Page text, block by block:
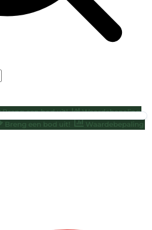
Breng een bod uit!
Waardebepaling
Breng een bod uit! Waardebepaling